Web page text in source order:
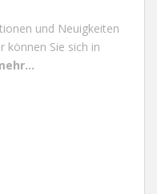
und Neuigkeiten
können Sie sich in